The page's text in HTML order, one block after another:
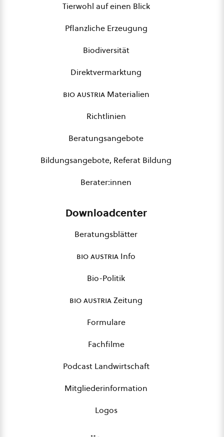
Tierwohl auf einen Blick
Pflanzliche Erzeugung
Biodiversität
Direktvermarktung
bio austriaMaterialien
Richtlinien
Beratungsangebote
Bildungsangebote, Referat Bildung
Berater:innen
Downloadcenter
Beratungsblätter
bio austria Info
Bio-Politik
bio austriaZeitung
Formulare
Fachfilme
Podcast Landwirtschaft
Mitgliederinformation
Logos